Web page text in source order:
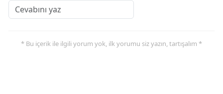
* Bu içerik ile ilgili yorum yok, ilk yorumu siz yazın, tartışalım *